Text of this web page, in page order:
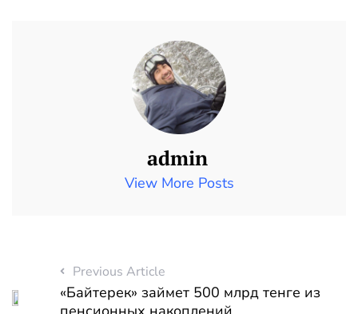
admin
View More Posts
Previous Article
«Байтерек» займет 500 млрд тенге из